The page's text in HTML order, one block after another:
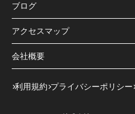
ブログ
アクセスマップ
会社概要
利用規約 プライバシーポリシー